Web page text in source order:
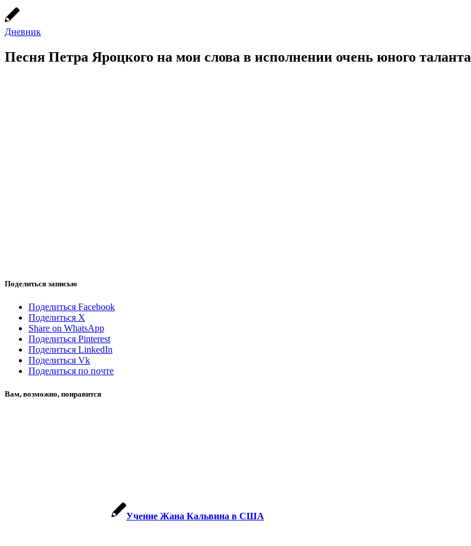
Дневник
Песня Петра Яроцкого на мои слова в исполнении очень юного таланта
Поделиться записью
Поделиться Facebook
Поделиться X
Share on WhatsApp
Поделиться Pinterest
Поделиться LinkedIn
Поделиться Vk
Поделиться по почте
Вам, возможно, понравится
Учение Жана Кальвина в США